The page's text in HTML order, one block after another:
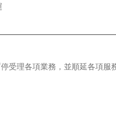
受理各項業務，並順延各項服